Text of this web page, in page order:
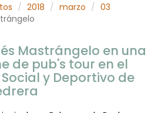
2018 marzo
03
Mastrángelo en una
de pub's tour en el
y Deportivo de